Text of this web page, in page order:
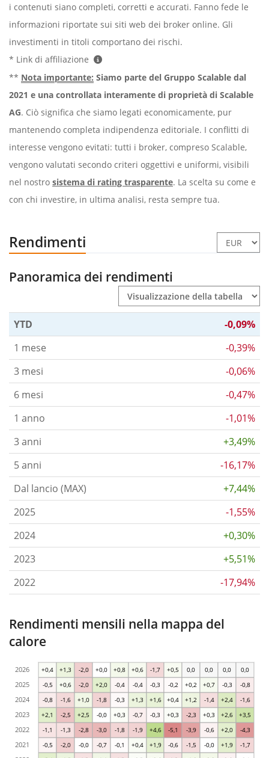
i contenuti siano completi, corretti e accurati. Fanno fede le
informazioni riportate sui siti web dei broker online. Gli
investimenti in titoli comportano dei rischi.
* Link di affiliazione
** Nota importante: Siamo parte del Gruppo Scalable dal
2021 e una controllata interamente di proprietà di Scalable
AG. Ciò significa che siamo legati economicamente, pur
mantenendo completa indipendenza editoriale. I conflitti di
interesse vengono evitati: tutti i broker, compreso Scalable,
vengono valutati secondo criteri oggettivi e uniformi, visibili
nel nostro sistema di rating trasparente. La scelta su come e
con chi investire, in ultima analisi, resta sempre tua.
Rendimenti
Panoramica dei rendimenti
YTD
-0,09%
1 mese
-0,39%
3 mesi
-0,06%
6 mesi
-0,47%
1 anno
-1,01%
3 anni
+3,49%
5 anni
-16,17%
Dal lancio (MAX)
+7,44%
2025
-1,55%
2024
+0,30%
2023
+5,51%
2022
-17,94%
Rendimenti mensili nella mappa del
calore
-0,5 -2,0 -0,0 -0,7 -0,1 +0,4 +1,9 -0,6 -1,5 -0,0 +1,9 -1,7
-1,1 -1,3 -2,8 -3,0 -1,8 -1,9 +4,6 -5,1 -3,9 -0,6 +2,0 -4,3
+2,1 -2,5 +2,5 -0,0 +0,3 -0,7 -0,3 +0,3 -2,3 +0,3 +2,6 +3,5
-0,8 -1,6 +1,0 -1,8 -0,3 +1,3 +1,6 +0,4 +1,2 -1,4 +2,4 -1,6
-0,5 +0,6 -2,0 +2,0 -0,4 -0,4 -0,3 -0,2 +0,2 +0,7 -0,3 -0,8
+0,4 +1,3 -2,0 +0,0 +0,8 +0,6 -1,7 +0,5 0,0 0,0 0,0 0,0
2021
2022
2023
2024
2025
2026